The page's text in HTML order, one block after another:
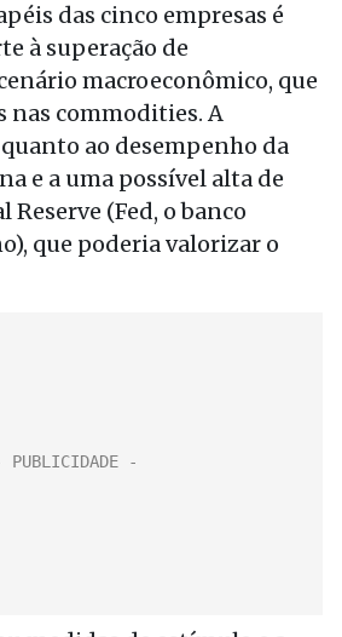
das cinco empresas é
à superação de
macroeconômico, que
nas commodities. A
ao desempenho da
e a uma possível alta de
Reserve (Fed, o banco
que poderia valorizar o